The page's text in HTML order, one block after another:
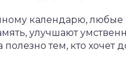
календарю,
улучшают
тем, кто хочет